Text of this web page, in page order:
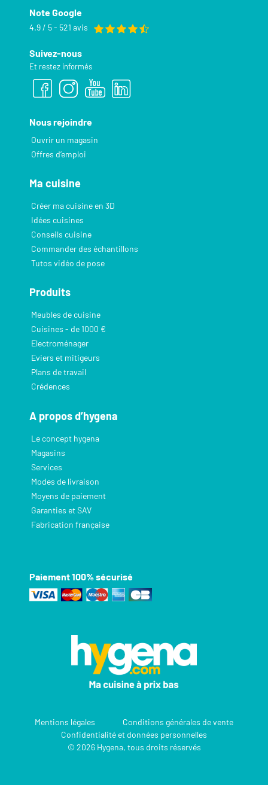
Note Google
4.9 / 5 - 521 avis
Suivez-nous
Et restez informés
Nous rejoindre
Ouvrir un magasin
Offres d’emploi
Ma cuisine
Créer ma cuisine en 3D
Idées cuisines
Conseils cuisine
Commander des échantillons
Tutos vidéo de pose
Produits
Meubles de cuisine
Cuisines - de 1000 €
Electroménager
Eviers et mitigeurs
Plans de travail
Crédences
A propos d’hygena
Le concept hygena
Magasins
Services
Modes de livraison
Moyens de paiement
Garanties et SAV
Fabrication française
Paiement 100% sécurisé
Mentions légales
Conditions générales de vente
Confidentialité et données personnelles
© 2026 Hygena, tous droits réservés